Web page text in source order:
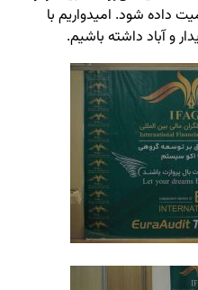
داده شود. امیدواریم با
و آباد داشته باشیم.